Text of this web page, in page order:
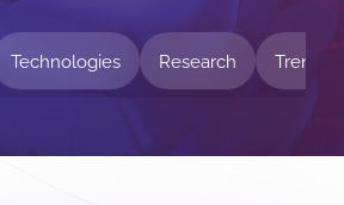
Technologies Research Trends